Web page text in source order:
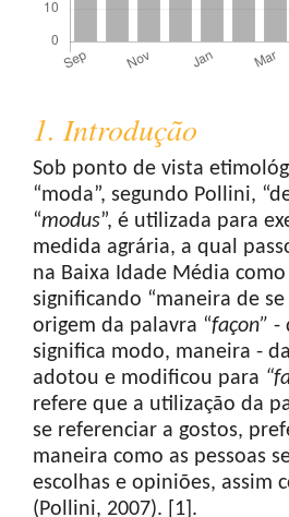
1. Introdução
Sob ponto de vista
“moda”, segundo Pollini,
“modus”, é utilizada para
medida agrária, a qual
na Baixa Idade Média como
significando “maneira de
origem da palavra “façon” -
significa modo, maneira -
adotou e modificou para “
refere que a utilização da
se referenciar a gostos,
maneira como as pessoas
escolhas e opiniões, assim
(Pollini, 2007). [1].